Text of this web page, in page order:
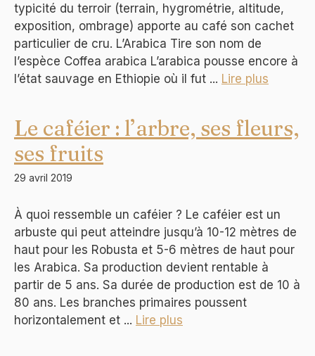
typicité du terroir (terrain, hygrométrie, altitude,
exposition, ombrage) apporte au café son cachet
particulier de cru. L’Arabica Tire son nom de
l’espèce Coffea arabica L’arabica pousse encore à
l’état sauvage en Ethiopie où il fut ... Lire plus
Le caféier : l’arbre, ses fleurs,
ses fruits
29 avril 2019
À quoi ressemble un caféier ? Le caféier est un
arbuste qui peut atteindre jusqu’à 10-12 mètres de
haut pour les Robusta et 5-6 mètres de haut pour
les Arabica. Sa production devient rentable à
partir de 5 ans. Sa durée de production est de 10 à
80 ans. Les branches primaires poussent
horizontalement et ... Lire plus